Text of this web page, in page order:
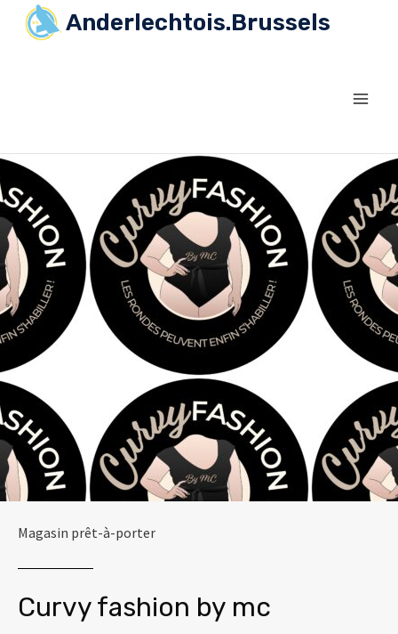
Anderlechtois.Brussels
Magasin prêt-à-porter
Curvy fashion by mc